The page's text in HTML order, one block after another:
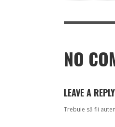
NO
LEAVE A REPLY
Trebuie să fii